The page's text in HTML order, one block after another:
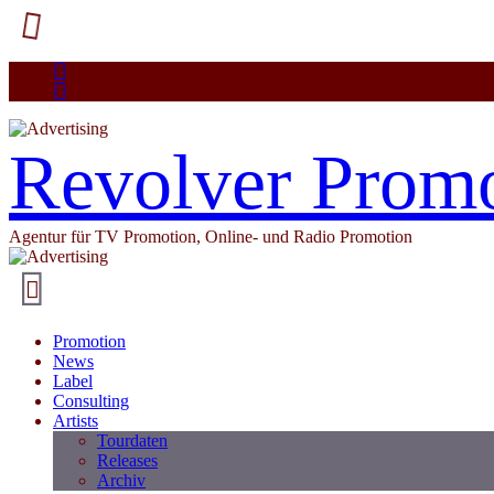
Revolver
Agentur für TV Promotion, Online- und Radio Promotion
Promotion
News
Label
Consulting
Artists
Tourdaten
Releases
Archiv